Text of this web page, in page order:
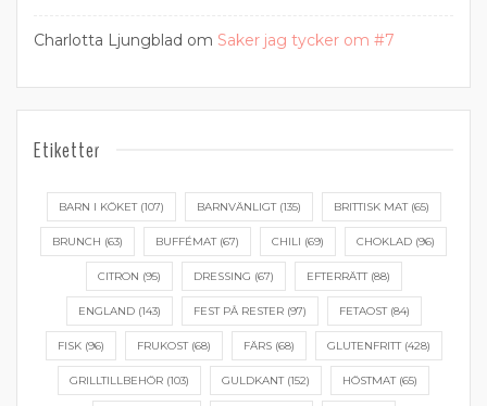
Charlotta Ljungblad om Saker jag tycker om #7
Etiketter
BARN I KÖKET(107) BARNVÄNLIGT(135) BRITTISK MAT(65)
BRUNCH (63) BUFFÉMAT(67) CHILI (69) CHOKLAD (96)
CITRON (95) DRESSING (67) EFTERRÄTT(88)
ENGLAND(143) FEST PÅ RESTER(97) FETAOST(84)
FISK(96) FRUKOST(68) FÄRS(68) GLUTENFRITT(428)
GRILLTILLBEHÖR (103) GULDKANT(152) HÖSTMAT(65)